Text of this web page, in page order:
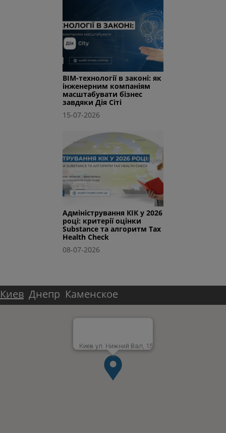
BIM-технології в законі: як
інженерним компаніям
масштабувати бізнес
завдяки Дія Сіті
15-07-2026
Адміністрування КІК у 2026
році: критерії оцінки
Substance та алгоритм Tax
Health Check
08-07-2026
Киев Днепр Каменское
Киев ул. Нижний Вал, 15